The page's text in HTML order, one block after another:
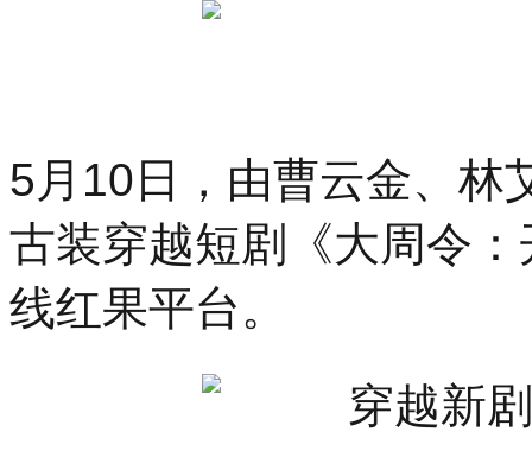
5月10日，由曹云金、林
古装穿越短剧《大周令
线红果平台。